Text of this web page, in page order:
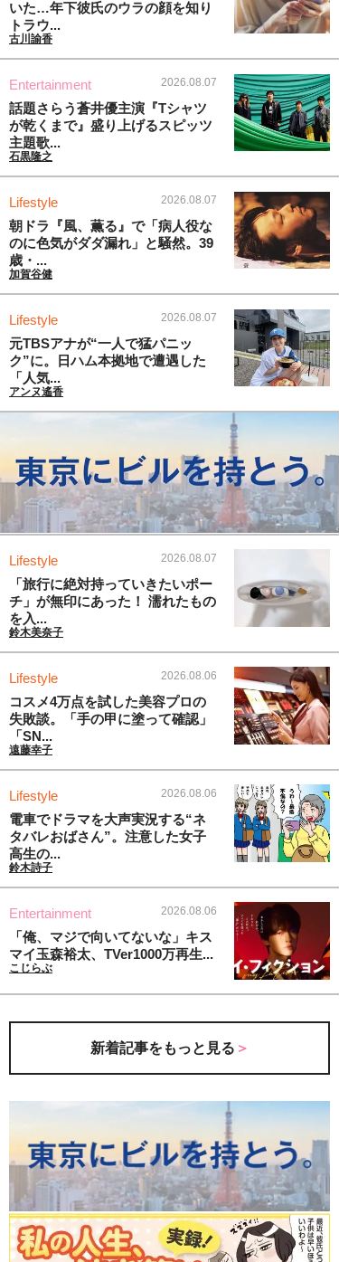
いた…年下彼氏のウラの顔を知り
トラウ...
古川諭香
Entertainment 2026.08.07
話題さらう蒼井優主演『Tシャツ
が乾くまで』盛り上げるスピッツ
主題歌...
石黒隆之
Lifestyle 2026.08.07
朝ドラ『風、薫る』で「病人役な
のに色気がダダ漏れ」と騒然。39
歳・...
加賀谷健
Lifestyle 2026.08.07
元TBSアナが“一人で猛パニッ
ク”に。日ハム本拠地で遭遇した
「人気...
アンヌ遙香
Lifestyle 2026.08.07
「旅行に絶対持っていきたいポー
チ」が無印にあった！ 濡れたもの
を入...
鈴木美奈子
Lifestyle 2026.08.06
コスメ4万点を試した美容プロの
失敗談。「手の甲に塗って確認」
「SN...
遠藤幸子
Lifestyle 2026.08.06
電車でドラマを大声実況する“ネ
タバレおばさん”。注意した女子
高生の...
鈴木詩子
Entertainment 2026.08.06
「俺、マジで向いてないな」キス
マイ玉森裕太、TVer1000万再生...
こじらぶ
新着記事をもっと見る